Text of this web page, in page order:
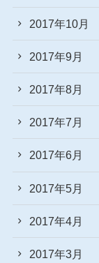
2017年10月
2017年9月
2017年8月
2017年7月
2017年6月
2017年5月
2017年4月
2017年3月